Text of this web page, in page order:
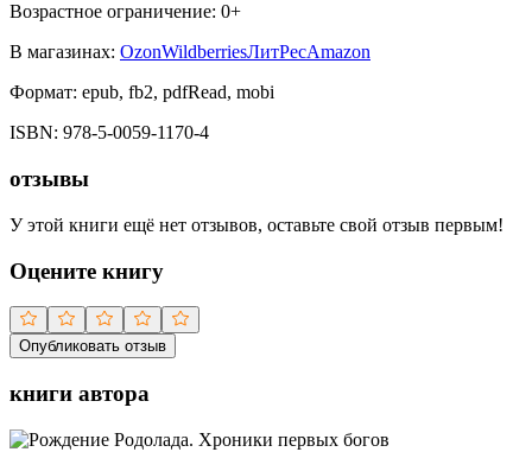
Возрастное ограничение: 0+
В магазинах: OzonWildberriesЛитРесAmazon
Формат: epub, fb2, pdfRead, mobi
ISBN: 978-5-0059-1170-4
отзывы
У этой книги ещё нет отзывов, оставьте свой отзыв первым!
Оцените книгу
Опубликовать отзыв
книги автора